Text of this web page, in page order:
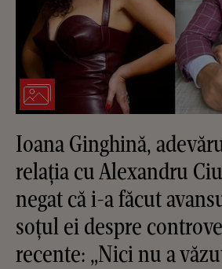
Ioana Ginghină,
relația cu Alexandru
negat că i-a făcut
soțul ei despre
recente: „Nici nu a